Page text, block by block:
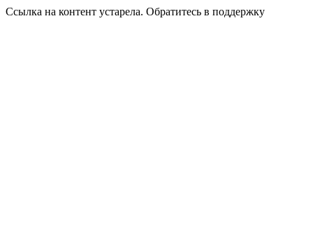
Ссылка на контент устарела. Обратитесь в поддержку